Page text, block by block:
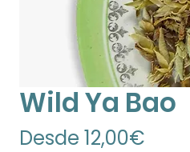
Wild Ya Bao
Desde 12,00€Precio